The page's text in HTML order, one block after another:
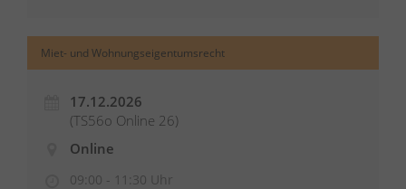
Miet- und Wohnungseigentumsrecht
17.12.2026
(TS56o Online 26)
Online
09:00 - 11:30 Uhr